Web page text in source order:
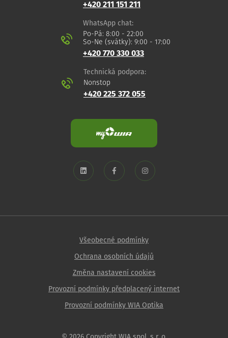
+420 211 151 211
WhatsApp chat:
Po-Pá: 8:00 - 22:00
So-Ne (svátky): 9:00 - 17:00
+420 770 330 033
Technická podpora:
Nonstop
+420 225 372 055
Všeobecné podmínky
Ochrana osobních údajů
Změna nastavení cookies
Provozní podmínky předplacený internet
Provozní podmínky WIA Optika